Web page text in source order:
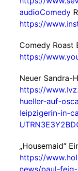
audioComedy
https://
Comedy Roast
https://
Neuer Sandra-
https://
hueller-auf-
leipzigerin-in-
„Housemaid“
https://
news/paul-